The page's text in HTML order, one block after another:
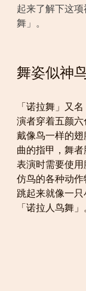
起来了解下这
舞」。
舞姿似神
「诺拉舞」又
演者穿着五颜
戴像鸟一样的
曲的指甲，舞者
表演时需要使
仿鸟的各种动
跳起来就像一
「诺拉人鸟舞」